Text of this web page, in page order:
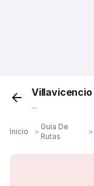
Villavicencio
...
Inicio ＞
Guía De
Rutas
＞